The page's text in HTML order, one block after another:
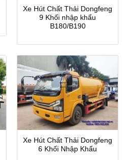
Xe Hút Chất Thải Dongfeng
9 Khối nhập khẩu
B180/B190
Xe Hút Chất Thải Dongfeng
6 Khối Nhập Khẩu